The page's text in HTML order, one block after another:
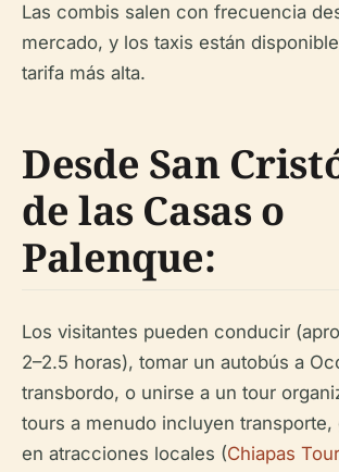
Las combis salen con frecuencia
mercado, y los taxis están
tarifa más alta.
Desde San
de las Casas o
Palenque:
Los visitantes pueden conducir
2–2.5 horas), tomar un autobús a
transbordo, o unirse a un tour
tours a menudo incluyen transporte,
en atracciones locales (Chiapas